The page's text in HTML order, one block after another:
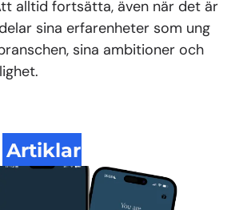
alltid fortsätta, även när det är
sina erfarenheter som ung
sina ambitioner och
Artiklar